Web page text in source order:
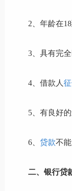
2、年龄在
3、具有完
4、借款人
5、有良好的
6、 贷款不
二、银行贷